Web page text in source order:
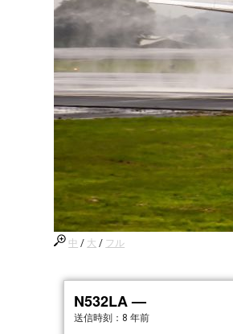
中 / 大 / フル
N532LA —
送信時刻： 8 年前